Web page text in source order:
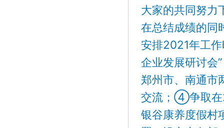
大家的共同努力
在总结成绩的同
安排2021年工
企业发展研讨
郑州市、南通市
交流；④争取在
银谷康养度假